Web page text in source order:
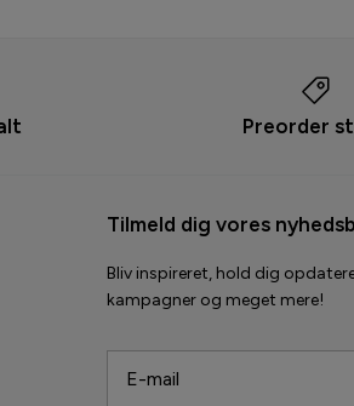
Preorder
Tilmeld dig vores
Bliv inspireret, hold dig
kampagner og meget mere!